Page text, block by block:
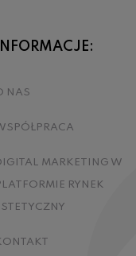
INFORMACJE:
NAS
MARKETING W
RYNEK